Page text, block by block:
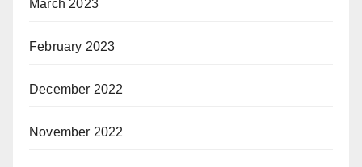
March 2023
February 2023
December 2022
November 2022